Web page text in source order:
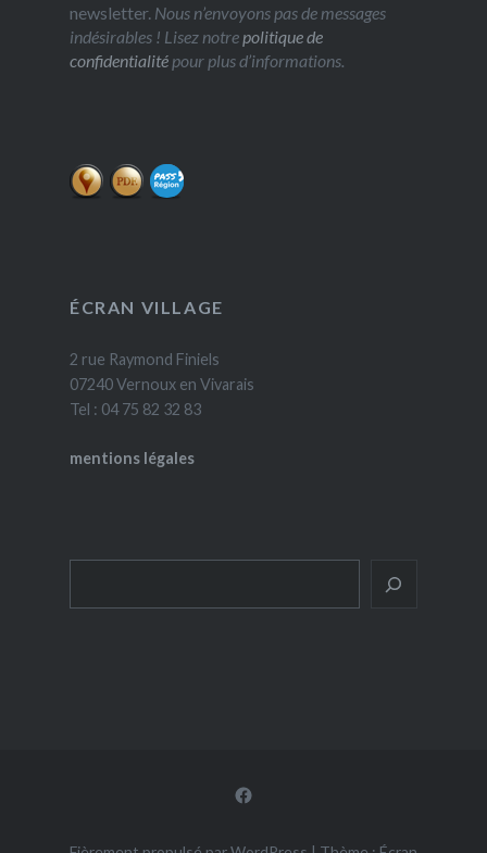
newsletter. Nous n’envoyons pas de messages
indésirables ! Lisez notrepolitique de
confidentialitépour plus d’informations.
ÉCRAN VILLAGE
2 rue Raymond Finiels
07240 Vernoux en Vivarais
Tel : 04 75 82 32 83
mentions légales
Facebook